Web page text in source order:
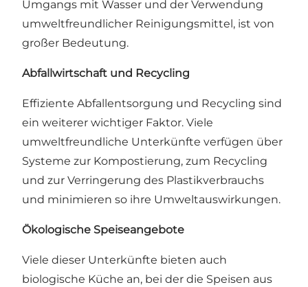
Umgangs mit Wasser und der Verwendung
umweltfreundlicher Reinigungsmittel, ist von
großer Bedeutung.
Abfallwirtschaft und Recycling
Effiziente Abfallentsorgung und Recycling sind
ein weiterer wichtiger Faktor. Viele
umweltfreundliche Unterkünfte verfügen über
Systeme zur Kompostierung, zum Recycling
und zur Verringerung des Plastikverbrauchs
und minimieren so ihre Umweltauswirkungen.
Ökologische Speiseangebote
Viele dieser Unterkünfte bieten auch
biologische Küche an, bei der die Speisen aus